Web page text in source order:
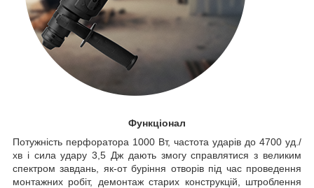
Функціонал
Потужність перфоратора 1000 Вт, частота ударів до 4700 уд./
хв і сила удару 3,5 Дж дають змогу справлятися з великим
спектром завдань, як-от буріння отворів під час проведення
монтажних робіт, демонтаж старих конструкцій, штроблення